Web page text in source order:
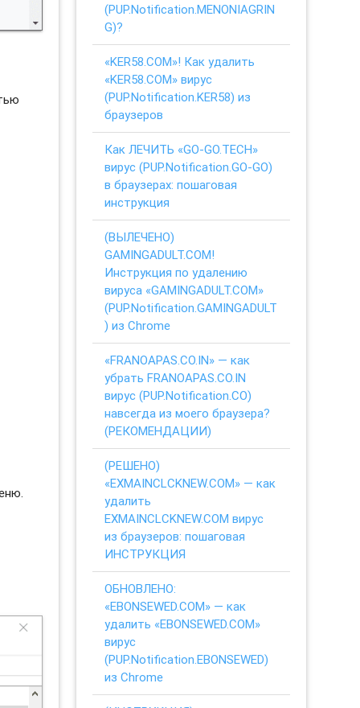
(PUP.Notification.MENONIAGRIN
G)?
«KER58.COM»! Как удалить
«KER58.COM» вирус
(PUP.Notification.KER58) из
браузеров
Как ЛЕЧИТЬ «GO-GO.TECH»
вирус (PUP.Notification.GO-GO)
в браузерах: пошаговая
инструкция
(ВЫЛЕЧЕНО)
GAMINGADULT.COM!
Инструкция по удалению
вируса «GAMINGADULT.COM»
(PUP.Notification.GAMINGADULT
) из Chrome
«FRANOAPAS.CO.IN» — как
убрать FRANOAPAS.CO.IN
вирус (PUP.Notification.CO)
навсегда из моего браузера?
(РЕКОМЕНДАЦИИ)
(РЕШЕНО)
«EXMAINCLCKNEW.COM» — как
удалить
EXMAINCLCKNEW.COM вирус
из браузеров: пошаговая
ИНСТРУКЦИЯ
ОБНОВЛЕНО:
«EBONSEWED.COM» — как
удалить «EBONSEWED.COM»
вирус
(PUP.Notification.EBONSEWED)
из Chrome